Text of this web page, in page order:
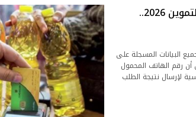
خطوات التظلم على حذف بطاقة التموين 2026..
البيانات المسجلة على
أن رقم الهاتف المحمول
لإرسال نتيجة الطلب